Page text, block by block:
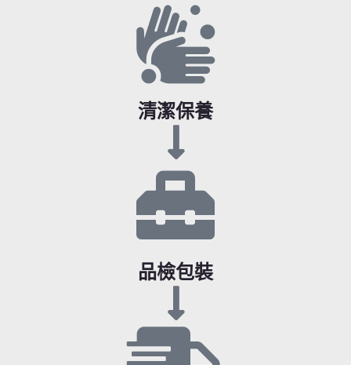
清潔保養
品檢包裝